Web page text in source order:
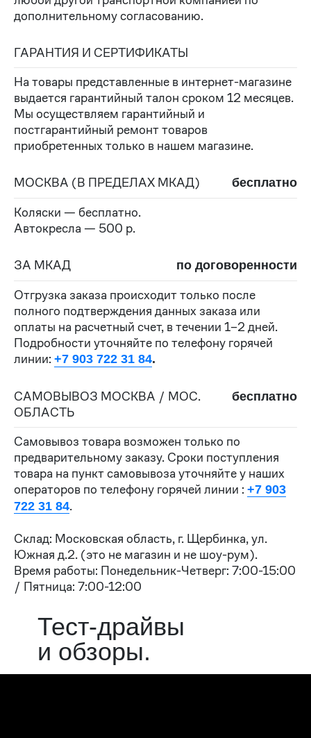
дополнительному согласованию.
ГАРАНТИЯ И СЕРТИФИКАТЫ
На товары представленные в интернет-магазине
выдается гарантийный талон сроком 12 месяцев.
Мы осуществляем гарантийный и
постгарантийный ремонт товаров
приобретенных только в нашем магазине.
МОСКВА (В ПРЕДЕЛАХ МКАД) бесплатно
Коляски — бесплатно.
Автокресла — 500 р.
ЗА МКАД по договоренности
Отгрузка заказа происходит только после
полного подтверждения данных заказа или
оплаты на расчетный счет, в течении 1–2 дней.
Подробности уточняйте по телефону горячей
линии: +7 903 722 31 84.
САМОВЫВОЗ МОСКВА / МОС.
ОБЛАСТЬ
бесплатно
Самовывоз товара возможен только по
предварительному заказу. Сроки поступления
товара на пункт самовывоза уточняйте у наших
операторов по телефону горячей линии : +7 903
722 31 84.
Склад: Московская область, г. Щербинка, ул.
Южная д.2. (это не магазин и не шоу-рум).
Время работы: Понедельник-Четверг: 7:00-15:00
/ Пятница: 7:00-12:00
Тест-драйвы
и обзоры.